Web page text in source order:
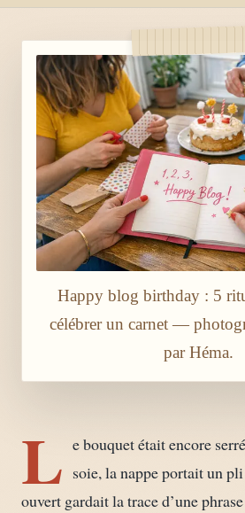
Happy blog birthday : 5
célébrer un carnet —
par Héma.
L e bouquet était encore
soie, la nappe portait un
ouvert gardait la trace d’une